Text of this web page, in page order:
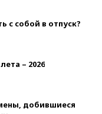
с собой в отпуск?
– 2026
добившиеся